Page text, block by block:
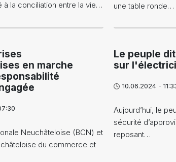
à la conciliation entre la vie…
une table ronde…
en marche
Neuchâteloise (BCN) et
du commerce et
Le peuple
sur
10.06.2024 -
Aujourd’hui, le
sécurité
reposant…